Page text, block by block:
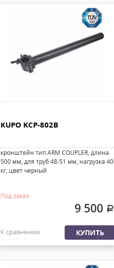
KUPO KCP-802B
кронштейн тип ARM COUPLER, длина
500 мм, для труб 48-51 мм, нагрузка 40
кг, цвет черный
Под заказ
9 500 .
К сравнению КУПИТЬ